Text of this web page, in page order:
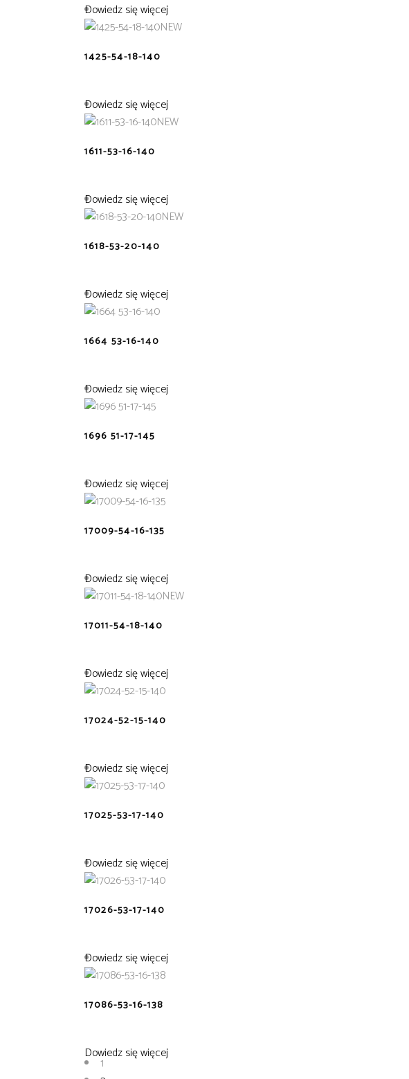
Dowiedz się więcej
NEW
1425-54-18-140
Dowiedz się więcej
NEW
1611-53-16-140
Dowiedz się więcej
NEW
1618-53-20-140
Dowiedz się więcej
1664 53-16-140
Dowiedz się więcej
1696 51-17-145
Dowiedz się więcej
17009-54-16-135
Dowiedz się więcej
NEW
17011-54-18-140
Dowiedz się więcej
17024-52-15-140
Dowiedz się więcej
17025-53-17-140
Dowiedz się więcej
17026-53-17-140
Dowiedz się więcej
17086-53-16-138
Dowiedz się więcej
1